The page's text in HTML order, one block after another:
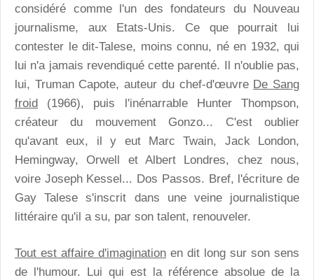
considéré comme l'un des fondateurs du Nouveau
journalisme, aux Etats-Unis. Ce que pourrait lui
contester le dit-Talese, moins connu, né en 1932, qui
lui n'a jamais revendiqué cette parenté. Il n'oublie pas,
lui, Truman Capote, auteur du chef-d'œuvre De Sang
froid (1966), puis l'inénarrable Hunter Thompson,
créateur du mouvement Gonzo... C'est oublier
qu'avant eux, il y eut Marc Twain, Jack London,
Hemingway, Orwell et Albert Londres, chez nous,
voire Joseph Kessel... Dos Passos. Bref, l'écriture de
Gay Talese s'inscrit dans une veine journalistique
littéraire qu'il a su, par son talent, renouveler.
Tout est affaire d'imagination en dit long sur son sens
de l'humour. Lui qui est la référence absolue de la